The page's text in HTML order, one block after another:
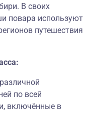
В своих
повара используют
путешествия
по всей
включённые в